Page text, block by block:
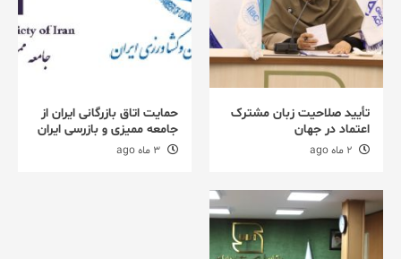
تأیید صلاحیت زبان مشترک
اعتماد در جهان
حمایت اتاق بازرگانی ایران از
جامعه ممیزی و بازرسی ایران